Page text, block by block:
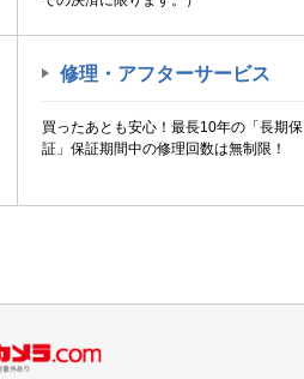
修理・アフターサービス
買ったあとも安心！最長10年の「長期保
証」保証期間中の修理回数は無制限！